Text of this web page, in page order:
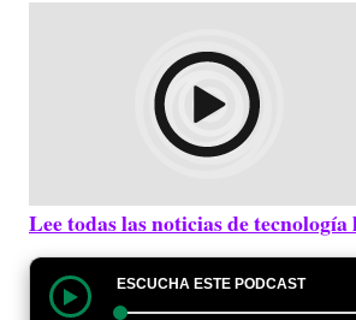
Lee todas las noticias de tecnología
ESCUCHA ESTE PODCAST